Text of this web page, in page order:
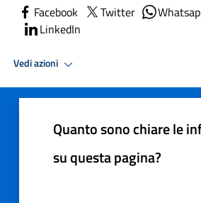
Facebook Twitter
LinkedIn
Vedi azioni
Quanto sono chiare le
su questa pagina?